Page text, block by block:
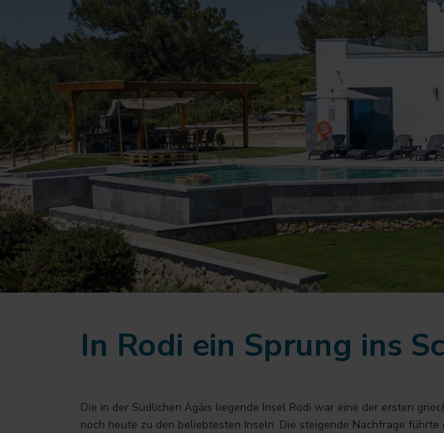
In Rodi ein Sprung ins
Die in der Südlichen Ägäis liegende Insel Rodi war eine der ersten
noch heute zu den beliebtesten Inseln. Die steigende Nachfrage